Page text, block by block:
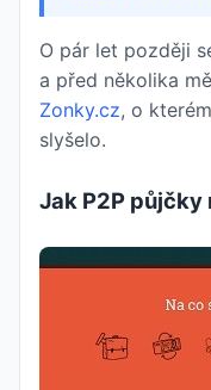
O pár let později
a před několika
Zonky.cz, o
slyšelo.
Jak P2P